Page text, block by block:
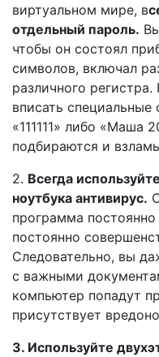
виртуальном мире, в
отдельный пароль.
чтобы он состоял
символов, включал
различного
вписать
«111111» либо «Маша
подбираются и
2. Всегда
ноутбука антивирус.
программа
постоянно
Следовательно, вы
с важными
компьютер попадут
присутствует
3. Используйте